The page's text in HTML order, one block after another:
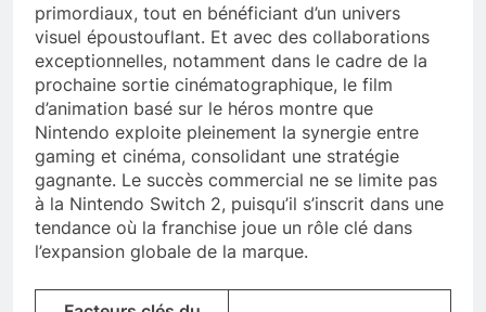
primordiaux, tout en bénéficiant d’un univers
visuel époustouflant. Et avec des collaborations
exceptionnelles, notamment dans le cadre de la
prochaine sortie cinématographique, le film
d’animation basé sur le héros montre que
Nintendo exploite pleinement la synergie entre
gaming et cinéma, consolidant une stratégie
gagnante. Le succès commercial ne se limite pas
à la Nintendo Switch 2, puisqu’il s’inscrit dans une
tendance où la franchise joue un rôle clé dans
l’expansion globale de la marque.